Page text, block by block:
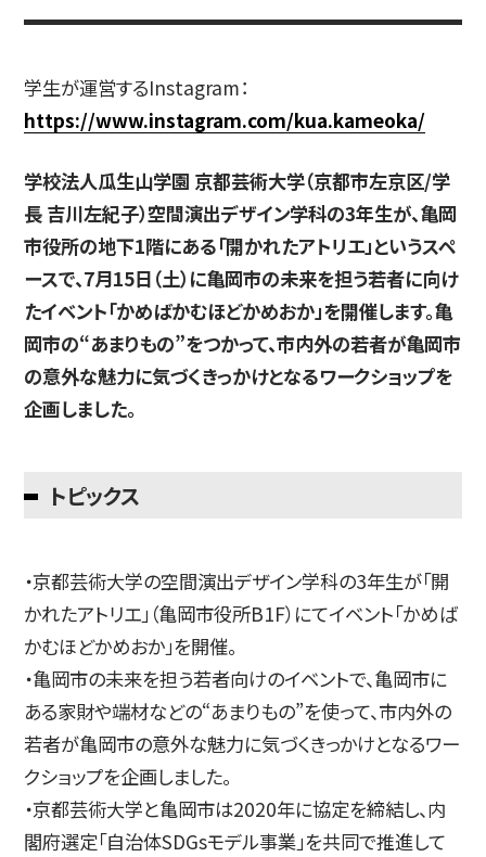
高校生・受験生の方 在学生の方
卒業生の方 企業の方
通信教育部
学生が運営するInstagram：
https://www.instagram.com/kua.kameoka/
学校法人瓜生山学園 京都芸術大学（京都市左京区/学
長 吉川左紀子）空間演出デザイン学科の3年生が、亀岡
市役所の地下1階にある「開かれたアトリエ」というスペ
ースで、7月15日（土）に亀岡市の未来を担う若者に向け
たイベント「かめばかむほどかめおか」を開催します。亀
岡市の“あまりもの”をつかって、市内外の若者が亀岡市
の意外な魅力に気づくきっかけとなるワークショップを
企画しました。
トピックス
・京都芸術大学の空間演出デザイン学科の3年生が「開
かれたアトリエ」（亀岡市役所B1F）にてイベント「かめば
かむほどかめおか」を開催。
・亀岡市の未来を担う若者向けのイベントで、亀岡市に
ある家財や端材などの“あまりもの”を使って、市内外の
若者が亀岡市の意外な魅力に気づくきっかけとなるワー
クショップを企画しました。
・京都芸術大学と亀岡市は2020年に協定を締結し、内
閣府選定「自治体SDGsモデル事業」を共同で推進して